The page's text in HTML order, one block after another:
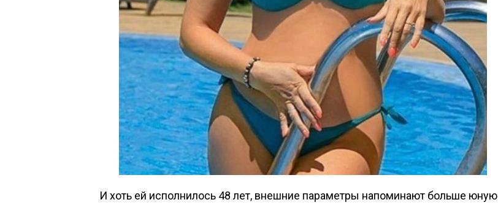
И хоть ей исполнилось 48 лет, внешние параметры напоминают больше юную